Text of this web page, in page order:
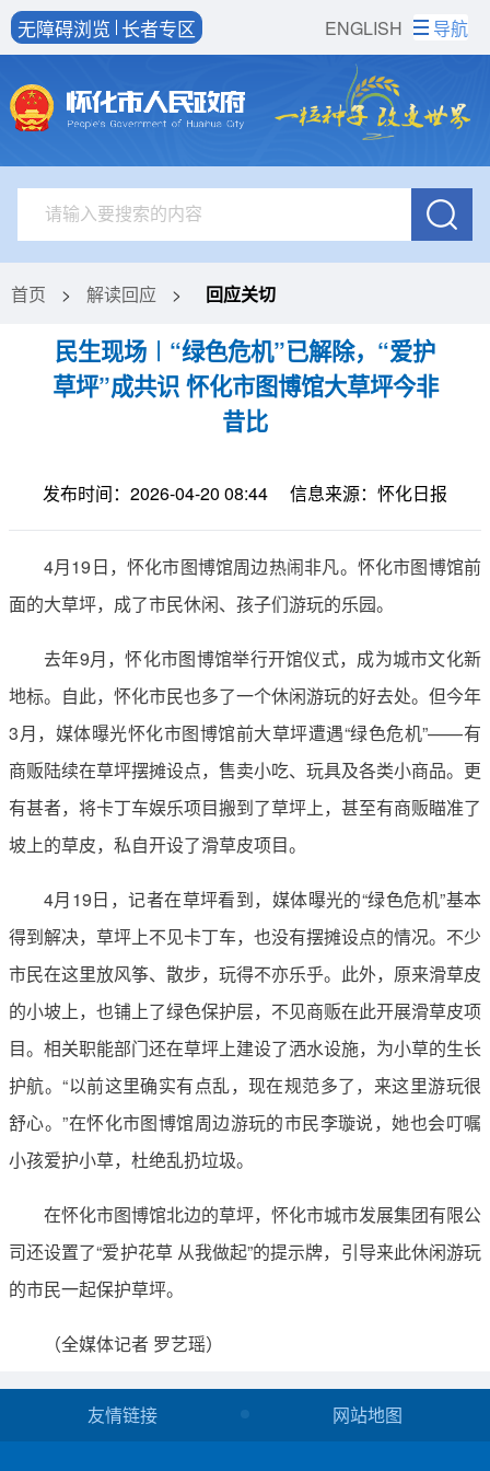
ENGLISH
无障碍浏览 长者专区 导航
首页 > 解读回应 > 回应关切
民生现场︱“绿色危机”已解除，“爱护
草坪”成共识 怀化市图博馆大草坪今非
昔比
发布时间：2026-04-20 08:44 信息来源：怀化日报
4月19日，怀化市图博馆周边热闹非凡。怀化市图博馆前
面的大草坪，成了市民休闲、孩子们游玩的乐园。
去年9月，怀化市图博馆举行开馆仪式，成为城市文化新
地标。自此，怀化市民也多了一个休闲游玩的好去处。但今年
3月，媒体曝光怀化市图博馆前大草坪遭遇“绿色危机”——有
商贩陆续在草坪摆摊设点，售卖小吃、玩具及各类小商品。更
有甚者，将卡丁车娱乐项目搬到了草坪上，甚至有商贩瞄准了
坡上的草皮，私自开设了滑草皮项目。
4月19日，记者在草坪看到，媒体曝光的“绿色危机”基本
得到解决，草坪上不见卡丁车，也没有摆摊设点的情况。不少
市民在这里放风筝、散步，玩得不亦乐乎。此外，原来滑草皮
的小坡上，也铺上了绿色保护层，不见商贩在此开展滑草皮项
目。相关职能部门还在草坪上建设了洒水设施，为小草的生长
护航。“以前这里确实有点乱，现在规范多了，来这里游玩很
舒心。”在怀化市图博馆周边游玩的市民李璇说，她也会叮嘱
小孩爱护小草，杜绝乱扔垃圾。
在怀化市图博馆北边的草坪，怀化市城市发展集团有限公
司还设置了“爱护花草 从我做起”的提示牌，引导来此休闲游玩
的市民一起保护草坪。
（全媒体记者 罗艺瑶）
友情链接 网站地图